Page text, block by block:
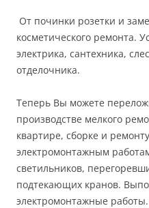
От починки розетки и
косметического ремонта.
электрика, сантехника,
отделочника.
Теперь Вы можете
производстве мелкого
квартире, сборке и
электромонтажным
светильников,
подтекающих кранов.
электромонтажные